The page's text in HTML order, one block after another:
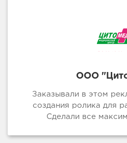
ООО
Заказывали в этом
создания ролика для
Сделали все